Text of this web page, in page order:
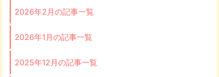
2026年2月の記事一覧
2026年1月の記事一覧
2025年12月の記事一覧